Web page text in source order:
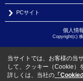
PCサイト
個人情
Copyright(c)
当サイトでは、お客様の当
して、クッキー（Cookie）
詳しくは、当社の 「Cookie